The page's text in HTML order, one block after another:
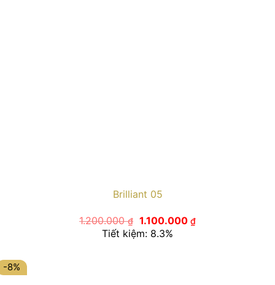
Brilliant 05
1.200.000₫ Giá
gốc
là:
1.100.000 ₫Giá
hiện
Tiết kiệm: 8.3%
-8%